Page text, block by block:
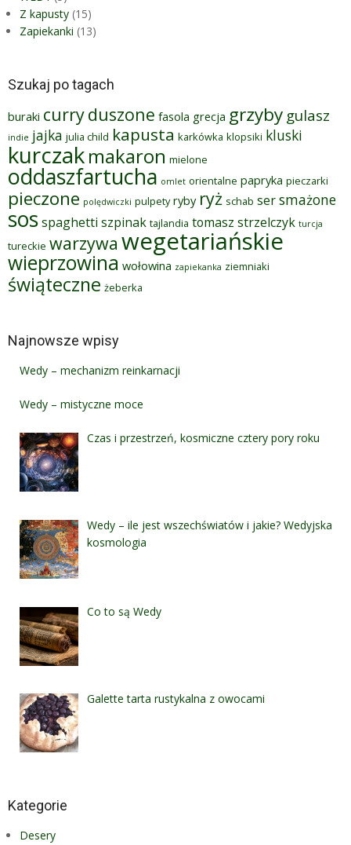
Z kapusty (15)
Zapiekanki (13)
Szukaj po tagach
buraki curryduszone fasola grecja grzyby gulasz
indie jajka julia child kapusta karkówka klopsiki kluski
kurczakmakaron mielone
oddaszfartucha omlet orientalne papryka pieczarki
pieczone polędwiczki pulpety ryby ryż schab sersmażone
sosspaghetti szpinak tajlandia tomasz strzelczyk turcja
tureckie warzywa wegetariańskie
wieprzowina wołowina zapiekanka ziemniaki
świąteczne żeberka
Najnowsze wpisy
Wedy – mechanizm reinkarnacji
Wedy – mistyczne moce
Czas i przestrzeń, kosmiczne cztery pory roku
Wedy – ile jest wszechświatów i jakie? Wedyjska
kosmologia
Co to są Wedy
Galette tarta rustykalna z owocami
Kategorie
Desery